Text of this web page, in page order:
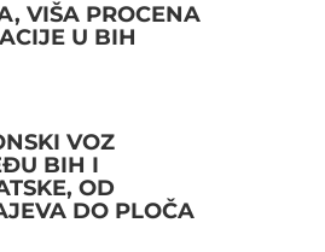
VIŠA PROCENA
U BIH
VOZ
BIH I
OD
DO PLOČA